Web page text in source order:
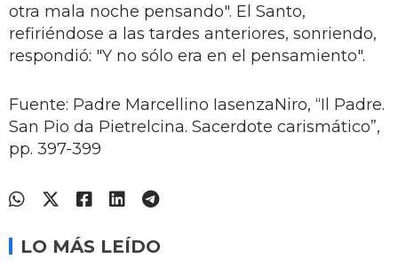
otra mala noche pensando". El Santo,
refiriéndose a las tardes anteriores, sonriendo,
respondió: "Y no sólo era en el pensamiento".
Fuente: Padre Marcellino IasenzaNiro, “Il Padre.
San Pio da Pietrelcina. Sacerdote carismático”,
pp. 397-399
LO MÁS LEÍDO